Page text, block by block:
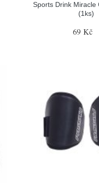
Sports Drink Miracle
(1ks)
69 Kč